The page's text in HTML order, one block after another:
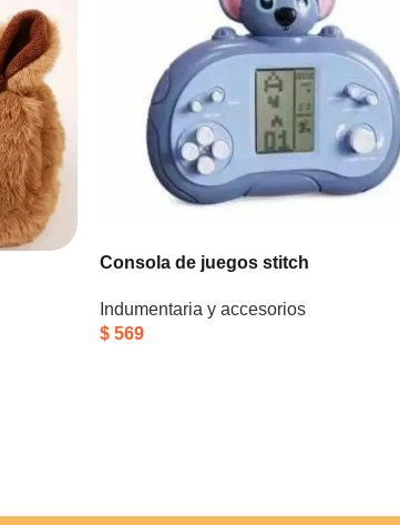
Consola de juegos stitch
Indumentaria y accesorios
$ 569